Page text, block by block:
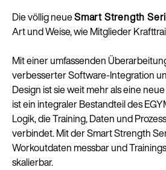
Die völlig neueSmart Strength
Art und Weise, wie Mitglieder
Mit einer umfassenden
verbesserter Software-Integration
Design ist sie weit mehr als eine
ist ein integraler Bestandteil des
Logik, die Training, Daten und
verbindet. Mit der Smart Strength
Workoutdaten messbar und
skalierbar.